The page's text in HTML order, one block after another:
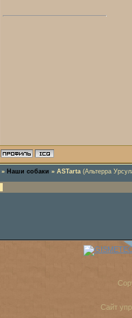
» Наши собаки » ASTarta (Альтерра
Сайт